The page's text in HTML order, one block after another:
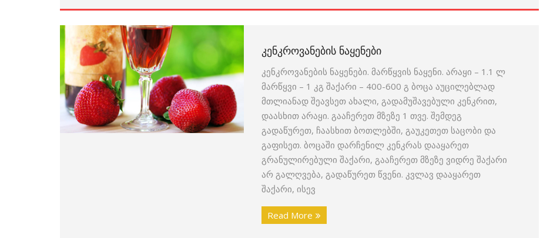
ᲙᲔᲜᲙᲠᲝᲕᲐᲜᲔᲑᲘᲡ ᲜᲐᲧᲔᲜᲔᲑᲘ
კენკროვანების ნაყენები. მარწყვის ნაყენი. არაყი – 1.1 ლ
მარწყვი – 1 კგ შაქარი – 400-600 გ ბოცა აუცილებლად
მთლიანად შეავსეთ ახალი, გადამუშავებული კენკრით,
დაასხით არაყი. გააჩერეთ მზეზე 1 თვე. შემდეგ
გადაწურეთ, ჩაასხით ბოთლებში, გაუკეთეთ საცობი და
გაფისეთ. ბოცაში დარჩენილ კენკრას დააყარეთ
გრანულირებული შაქარი, გააჩერეთ მზეზე ვიდრე შაქარი
არ გალღვება, გადაწურეთ წვენი. კვლავ დააყარეთ
შაქარი, ისევ
Read More